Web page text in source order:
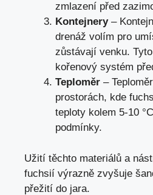
zmlazení před
Kontejnery–
drenáž volím pro
zůstávají venku.
kořenový systém
Teploměr –
prostorách, kde
teploty kolem 5-10
podmínky.
Užití těchto materiálů a
fuchsií výrazně zvyšuje
přežití do jara.